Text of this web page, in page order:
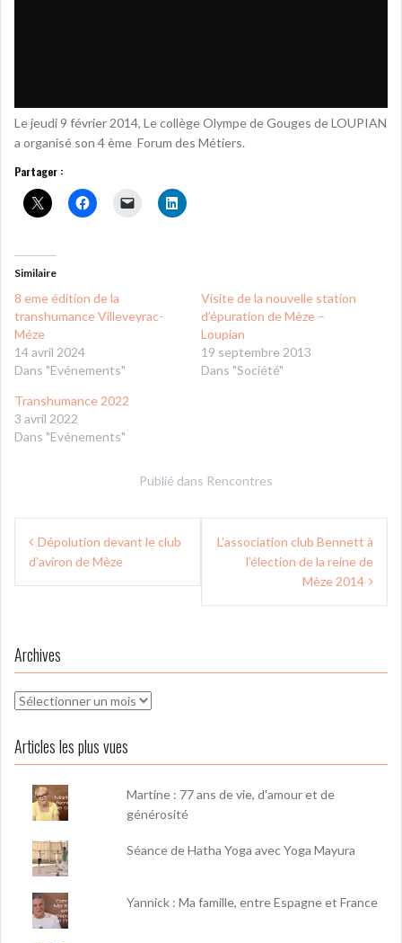
Le jeudi 9 février 2014, Le collège Olympe de Gouges de LOUPIAN
a organisé son 4 ème Forum des Métiers.
Partager :
Similaire
8 eme édition de la
transhumance Villeveyrac-
Méze
14 avril 2024
Dans "Evénements"
Visite de la nouvelle station
d’épuration de Mèze –
Loupian
19 septembre 2013
Dans "Société"
Transhumance 2022
3 avril 2022
Dans "Evénements"
Publié dans Rencontres
Navigation
deDépolution devant le club
d’aviron de Mèze
L’association club Bennett à
l’élection de la reine de
Mèze 2014
Archives
Archives
Articles les plus vues
Martine : 77 ans de vie, d'amour et de
générosité
Séance de Hatha Yoga avec Yoga Mayura
Yannick : Ma famille, entre Espagne et France